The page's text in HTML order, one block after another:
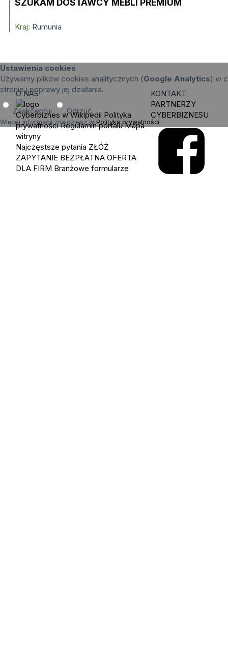
SZUKAM DOSTAWCY MEBLI PREMIUM
Kraj: Rumunia
Ustawienia cookies
Używamy plików cookies analitycznych (Google Analytics) w
stronie i poprawy jej działania.
Zaakceptuj Odrzuć
Więcej informacji znajdziesz w Polityka prywatności.
O NAS
Cyberbiznes w Wikipedii Polityka
prywatności Regulamin portalu Mapa
witryny
Najczęstsze pytania ZŁÓŻ
ZAPYTANIE BEZPŁATNA OFERTA
DLA FIRM Branżowe formularze
KONTAKT
PARTNERZY
CYBERBIZNESU